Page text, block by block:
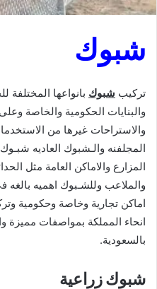
شبوك
تركيب شبوك بانواعها المختلفة
والبنايات الحكومية والخاصة
والاستراحات غيرها من
المجلفنه والـشبوك العاديه
المزارع والاماكن العامة مثل
والملاعب وللشـبوك اهميه بالغه
اماكن تجارية وخاصة وحكومية
انحاء المملكة بمواصفات مميزة
بالسعودية.
شبوك زراعية